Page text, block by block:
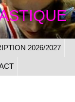
2026/2027